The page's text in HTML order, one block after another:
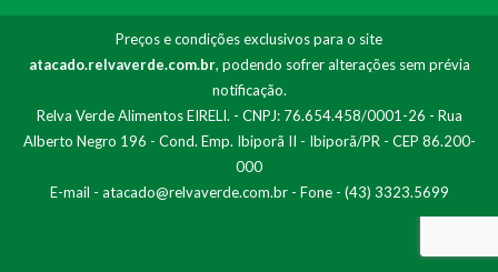
Preços e condições exclusivos para o site
atacado.relvaverde.com.br, podendo sofrer alterações sem prévia
notificação.
Relva Verde Alimentos EIRELI. - CNPJ: 76.654.458/0001-26 - Rua
Alberto Negro 196 - Cond. Emp. Ibiporã II - Ibiporã/PR - CEP 86.200-
000
E-mail - atacado@relvaverde.com.br- Fone - (43) 3323.5699